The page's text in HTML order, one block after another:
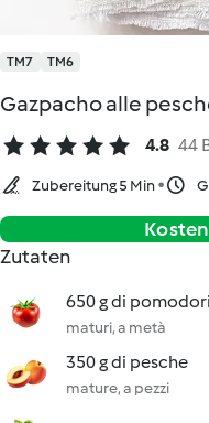
TM7 TM6
Gazpacho alle
4.8 44
Zubereitung 5 Min
Zutaten
650 g di pomodori
maturi, a metà
350 g di pesche
mature, a pezzi